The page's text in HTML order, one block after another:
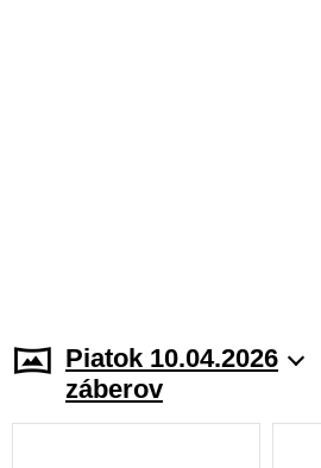
Piatok 10.04.2026
záberov